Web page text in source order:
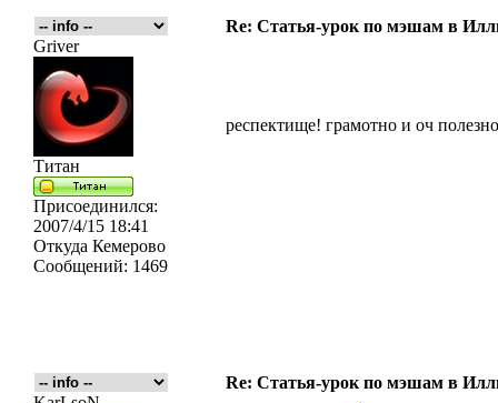
Re: Статья-урок по мэшам в
Griver
Титан
Присоединился:
2007/4/15 18:41
Откуда Кемерово
Сообщений: 1469
респектище! грамотно и оч
Re: Статья-урок по мэшам в